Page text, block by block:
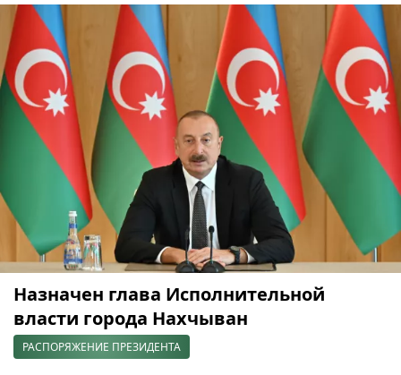
Назначен глава Исполнительной
власти города Нахчыван
РАСПОРЯЖЕНИЕ ПРЕЗИДЕНТА